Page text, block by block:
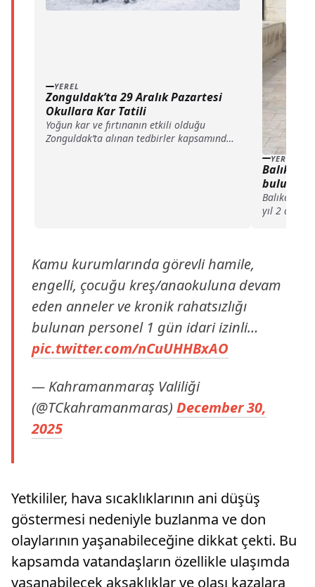
YEREL
Zonguldak’ta 29 Aralık Pazartesi
Okullara Kar Tatili
Yoğun kar ve fırtınanın etkili olduğu
Zonguldak’ta alınan tedbirler kapsamında
YEREL
bulunan
haberi
yıl 2 ay
Kamu kurumlarında görevli hamile,
engelli, çocuğu kreş/anaokuluna devam
eden anneler ve kronik rahatsızlığı
bulunan personel 1 gün idari izinli…
pic.twitter.com/nCuUHHBxAO
— Kahramanmaraş Valiliği
(@TCkahramanmaras) December 30,
2025
Yetkililer, hava sıcaklıklarının ani düşüş
göstermesi nedeniyle buzlanma ve don
olaylarının yaşanabileceğine dikkat çekti. Bu
kapsamda vatandaşların özellikle ulaşımda
yaşanabilecek aksaklıklar ve olası kazalara